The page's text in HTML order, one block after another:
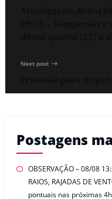
Next post
Postagens
OBSERVAÇÃO – 08/08
RAIOS, RAJADAS DE
pontuais nas próximas 4h